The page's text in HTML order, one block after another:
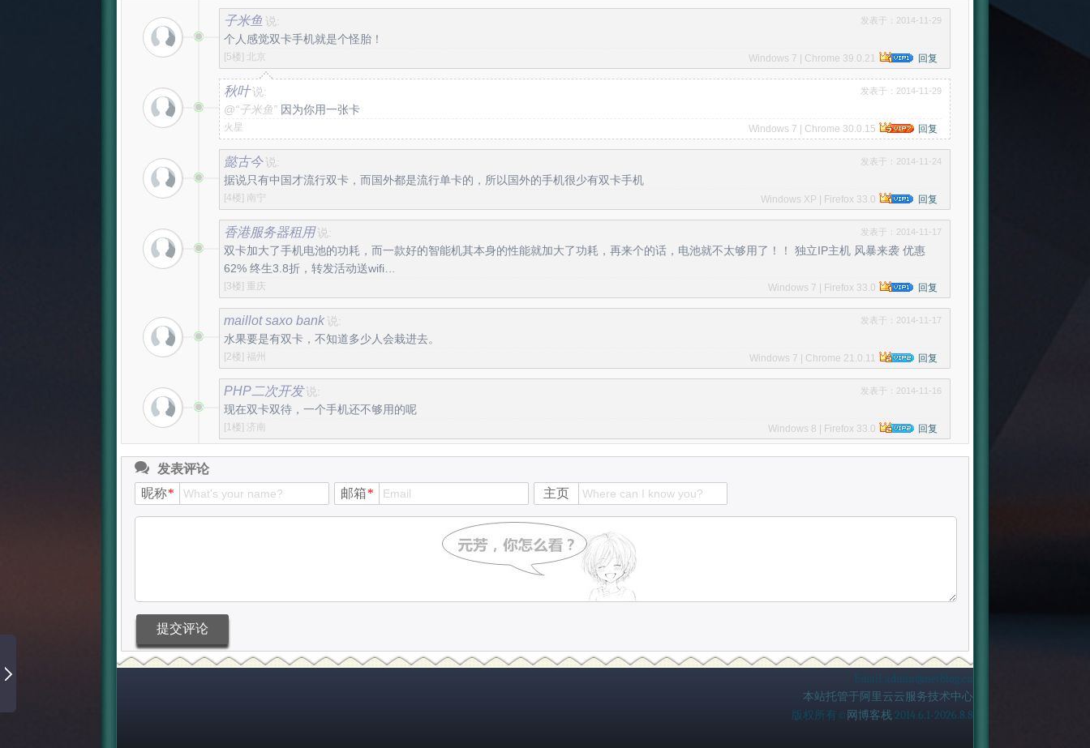
子米鱼 说: 发表于：2014-11-29
个人感觉双卡手机就是个怪胎！
[5楼] 北京 Windows 7 | Chrome 39.0.21 回复
秋叶 说: 发表于：2014-11-29
@“子米鱼” 因为你用一张卡
火星 Windows 7 | Chrome 30.0.15 回复
懿古今 说: 发表于：2014-11-24
据说只有中国才流行双卡，而国外都是流行单卡的，所以国外的手机很少有双卡手机
[4楼] 南宁 Windows XP | Firefox 33.0 回复
香港服务器租用 说: 发表于：2014-11-17
双卡加大了手机电池的功耗，而一款好的智能机其本身的性能就加大了功耗，再来个的话，电池就不太够用了！！ 独立IP主机 风暴来袭 优惠
62% 终生3.8折，转发活动送wifi…
[3楼] 重庆 Windows 7 | Firefox 33.0 回复
maillot saxo bank 说: 发表于：2014-11-17
水果要是有双卡，不知道多少人会栽进去。
[2楼] 福州 Windows 7 | Chrome 21.0.11 回复
PHP二次开发 说: 发表于：2014-11-16
现在双卡双待，一个手机还不够用的呢
[1楼] 济南 Windows 8 | Firefox 33.0 回复
发表评论
昵称* 邮箱* 主页
提交评论
Email:admin@netblog.cn
本站托管于阿里云云服务技术中心
版权所有© 网博客栈 2014.6.1-2026.8.8